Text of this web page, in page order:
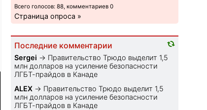
Всего голосов: 88, комментариев 0
Страница опроса »
Последние комментарии
Sеrgei → Правительство Трюдо выделит 1,5
млн долларов на усиление безопасности
ЛГБТ-прайдов в Канаде
ALEX → Правительство Трюдо выделит 1,5
млн долларов на усиление безопасности
ЛГБТ-прайдов в Канаде